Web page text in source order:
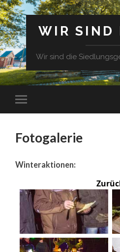
WIR SIND
Wir sind die
Fotogalerie
Winteraktionen: